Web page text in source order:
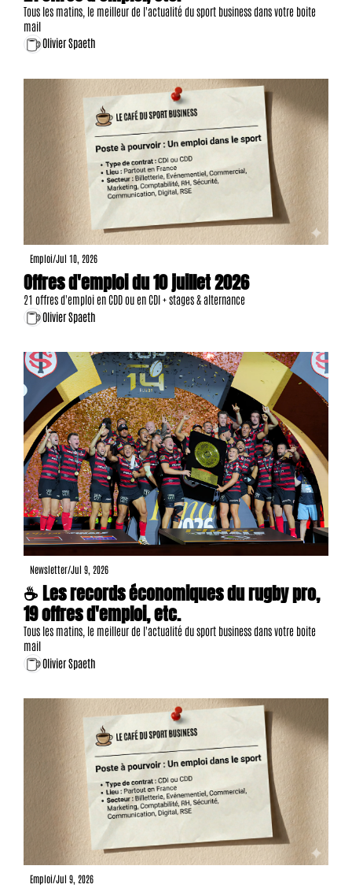
Tous les matins, le meilleur de l'actualité du sport business dans votre boite
mail
Olivier Spaeth
Emploi/Jul 10, 2026
Offres d'emploi du 10 juillet 2026
21 offres d'emploi en CDD ou en CDI + stages & alternance
Olivier Spaeth
Newsletter/Jul 9, 2026
☕ Les records économiques du rugby pro,
19 offres d'emploi, etc.
Tous les matins, le meilleur de l'actualité du sport business dans votre boite
mail
Olivier Spaeth
Emploi/Jul 9, 2026